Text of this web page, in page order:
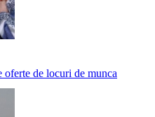
oferte de locuri de munca